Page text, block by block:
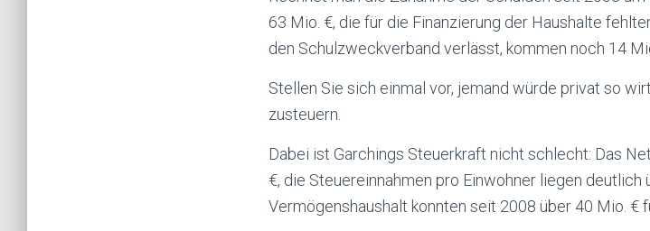
63 Mio. €, die für die Finanzierung der Haushalte
den Schulzweckverband verlässt, kommen noch 14
Stellen Sie sich einmal vor, jemand würde privat so
zusteuern.
Dabei ist Garchings Steuerkraft nicht schlecht: Das
€, die Steuereinnahmen pro Einwohner liegen
Vermögenshaushalt konnten seit 2008 über 40 Mio. €